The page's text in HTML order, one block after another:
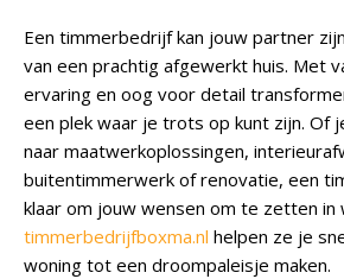
Een timmerbedrijf kan jouw partner
van een prachtig afgewerkt huis. Met
ervaring en oog voor detail
een plek waar je trots op kunt zijn. Of
naar maatwerkoplossingen,
buitentimmerwerk of renovatie, een
klaar om jouw wensen om te zetten in
timmerbedrijfboxma.nl helpen ze je
woning tot een droompaleisje maken.